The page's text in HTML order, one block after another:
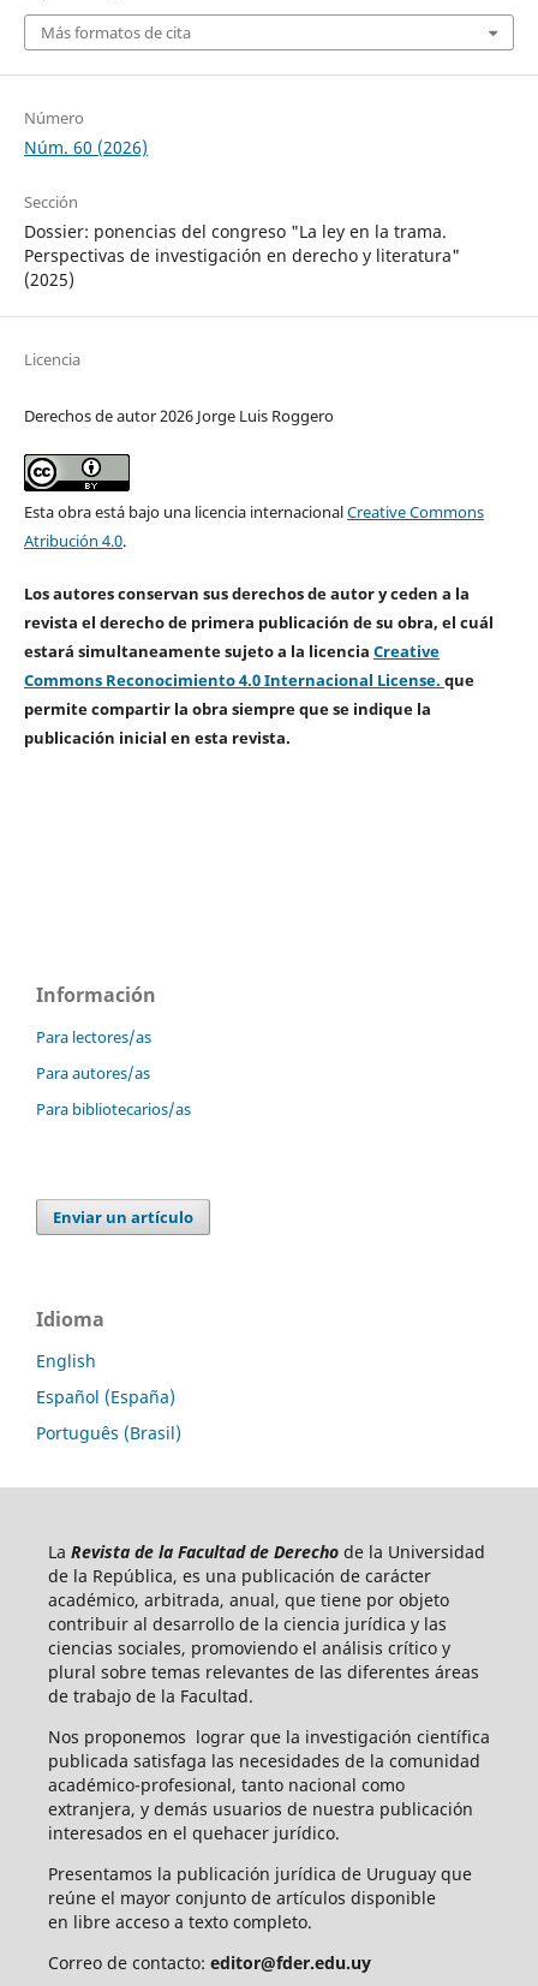
Más formatos de cita
Número
Núm. 60 (2026)
Sección
Dossier: ponencias del congreso "La ley en la trama.
Perspectivas de investigación en derecho y literatura"
(2025)
Licencia
Derechos de autor 2026 Jorge Luis Roggero
Esta obra está bajo una licencia internacionalCreative Commons
Atribución 4.0.
Los autores conservan sus derechos de autor y ceden a la
revista el derecho de primera publicación de su obra, el cuál
estará simultaneamente sujeto a la licencia Creative
Commons Reconocimiento 4.0 Internacional License. que
permite compartir la obra siempre que se indique la
publicación inicial en esta revista.
Información
Para lectores/as
Para autores/as
Para bibliotecarios/as
Enviar un artículo
Idioma
English
Español (España)
Português (Brasil)
La Revista de la Facultad de Derecho de la Universidad
de la República, es una publicación de carácter
académico, arbitrada, anual, que tiene por objeto
contribuir al desarrollo de la ciencia jurídica y las
ciencias sociales, promoviendo el análisis crítico y
plural sobre temas relevantes de las diferentes áreas
de trabajo de la Facultad.
Nos proponemos lograr que la investigación científica
publicada satisfaga las necesidades de la comunidad
académico-profesional, tanto nacional como
extranjera, y demás usuarios de nuestra publicación
interesados en el quehacer jurídico.
Presentamos la publicación jurídica de Uruguay que
reúne el mayor conjunto de artículos disponible
en libre acceso a texto completo.
Correo de contacto: editor@fder.edu.uy